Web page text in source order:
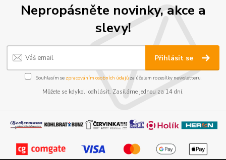
Nepropásněte novinky, akce a
slevy!
Přihlásit se
Souhlasím se zpracováním osobních údajůza účelem rozesílky newsletteru.
Můžete se kdykoli odhlásit. Zasíláme jednou za 14 dní.